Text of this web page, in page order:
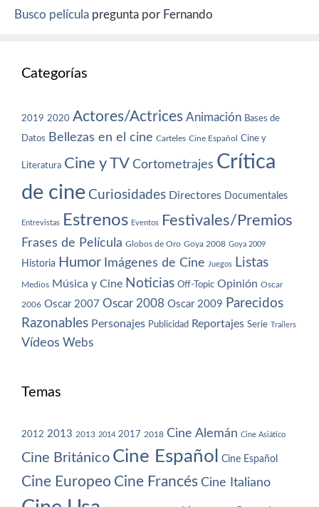
Busco película pregunta por Fernando
Categorías
2019 2020 Actores/Actrices Animación Bases de
Datos Bellezas en el cine Carteles Cine Español Cine y
Literatura Cine y TV Cortometrajes Crítica
de cine Curiosidades Directores Documentales
Entrevistas Estrenos Eventos Festivales/Premios
Frases de Película Globos de Oro Goya 2008 Goya 2009
Historia Humor Imágenes de Cine Juegos Listas
Medios Música y Cine Noticias Off-Topic Opinión Oscar
2006 Oscar 2007 Oscar 2008 Oscar 2009 Parecidos
Razonables Personajes Publicidad Reportajes Serie Trailers
Vídeos Webs
Temas
2012 2013 2013 2014 2017 2018 Cine Alemán Cine Asiático
Cine Británico Cine Español Cine Español
Cine Europeo Cine Francés Cine Italiano